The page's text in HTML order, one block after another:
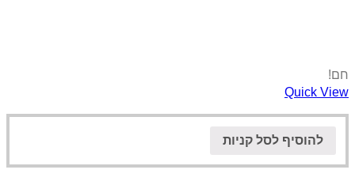
חם!
Quick View
להוסיף לסל קניות